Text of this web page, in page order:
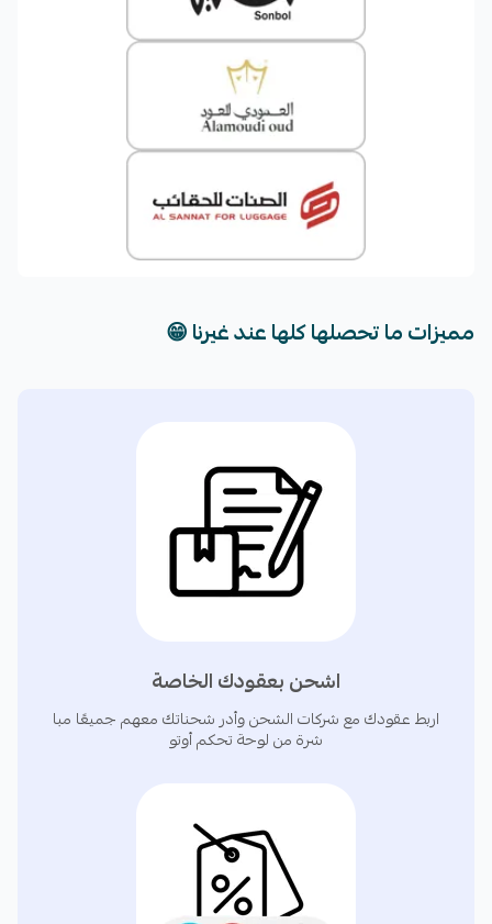
أبقِ عملاءك على اطلاع في كل مرحلة
من مراحل الطلب مع إشعارات مخصصة تُرسل عبر الرسائل
النصية والبريد الإلكتروني والواتساب وبهوية علامتك التجارية.
✅ تحليلات دقيقة: راقب أداء عمليات الشحن،
التكاليف، عبر تقارير دورية يمكن تخصيصها وتنزيلها
✅ مركزية العمليات التشغيلية:أضف مستودعاتك
والإدارة — مع اختيار الموقع الأنسب لتجهيز وشحن الطلب
أتوماتيكيًا.
اشتراكك، ليتم تحويل المبالغ النقدية التي تم تحصيلها من
شركات الشحن إليك عدة مرات في الشهر، أو أسبوعيًا.
مميزات ما تحصلها كلها عند غيرنا 😁
اشحن بعقودك الخاصة
اربط عقودك مع شركات الشحن وأدر شحناتك معهم جميعًا مبا
شرة من لوحة تحكم أوتو